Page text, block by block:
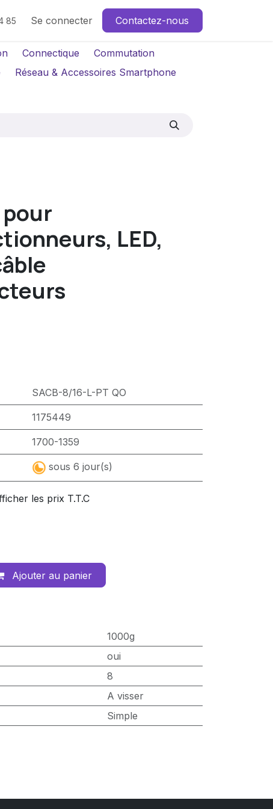
85 Se connecter Contactez-nous
Connectique
Commutation
Réseau & Accessoires Smartphone
LED,
SACB-8/16-L-PT QO
1175449
1700-1359
sous 6 jour(s)
les prix T.T.C
Ajouter au panier
1000g
oui
8
A visser
Simple